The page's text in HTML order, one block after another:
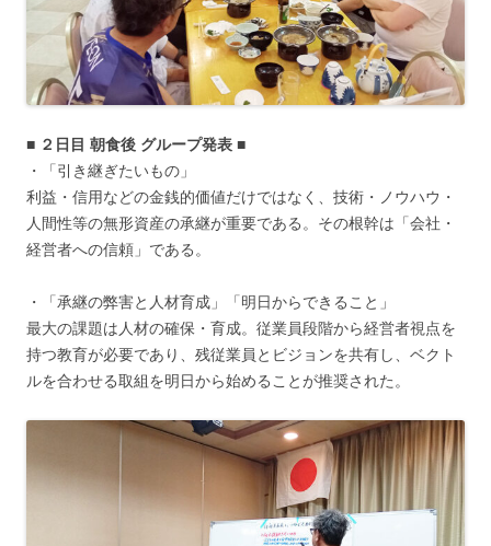
■ ２日目 朝食後 グループ発表 ■
・「引き継ぎたいもの」
利益・信用などの金銭的価値だけではなく、技術・ノウハウ・
人間性等の無形資産の承継が重要である。その根幹は「会社・
経営者への信頼」である。
・「承継の弊害と人材育成」「明日からできること」
最大の課題は人材の確保・育成。従業員段階から経営者視点を
持つ教育が必要であり、残従業員とビジョンを共有し、ベクト
ルを合わせる取組を明日から始めることが推奨された。